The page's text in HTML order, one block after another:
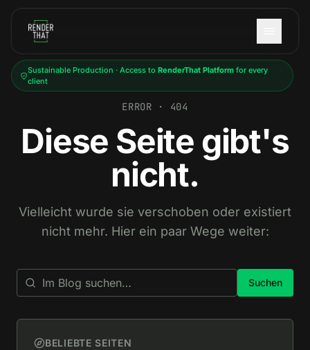
Sustainable Production · Access to RenderThat Platformfor every
client
ERROR · 404
Diese Seite gibt's
nicht.
Vielleicht wurde sie verschoben oder existiert
nicht mehr. Hier ein paar Wege weiter:
Suchen
BELIEBTE SEITEN